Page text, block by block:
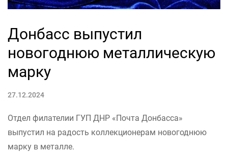
Донбасс выпустил
новогоднюю металлическую
марку
27.12.2024
Отдел филателии ГУП ДНР «Почта Донбасса»
выпустил на радость коллекционерам новогоднюю
марку в металле.